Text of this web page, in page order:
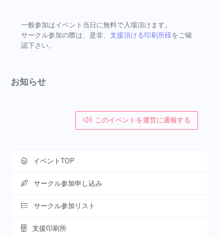
一般参加はイベント当日に無料で入場頂けます。
サークル参加の際は、是非、 支援頂ける印刷所様をご確
認下さい。
お知らせ
このイベントを運営に通報する
イベントTOP
サークル参加申し込み
サークル参加リスト
支援印刷所